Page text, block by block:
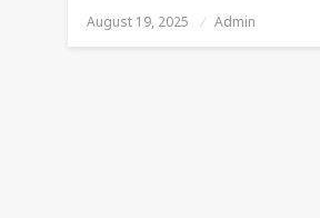
Posted
On
August 19, 2025 Admin